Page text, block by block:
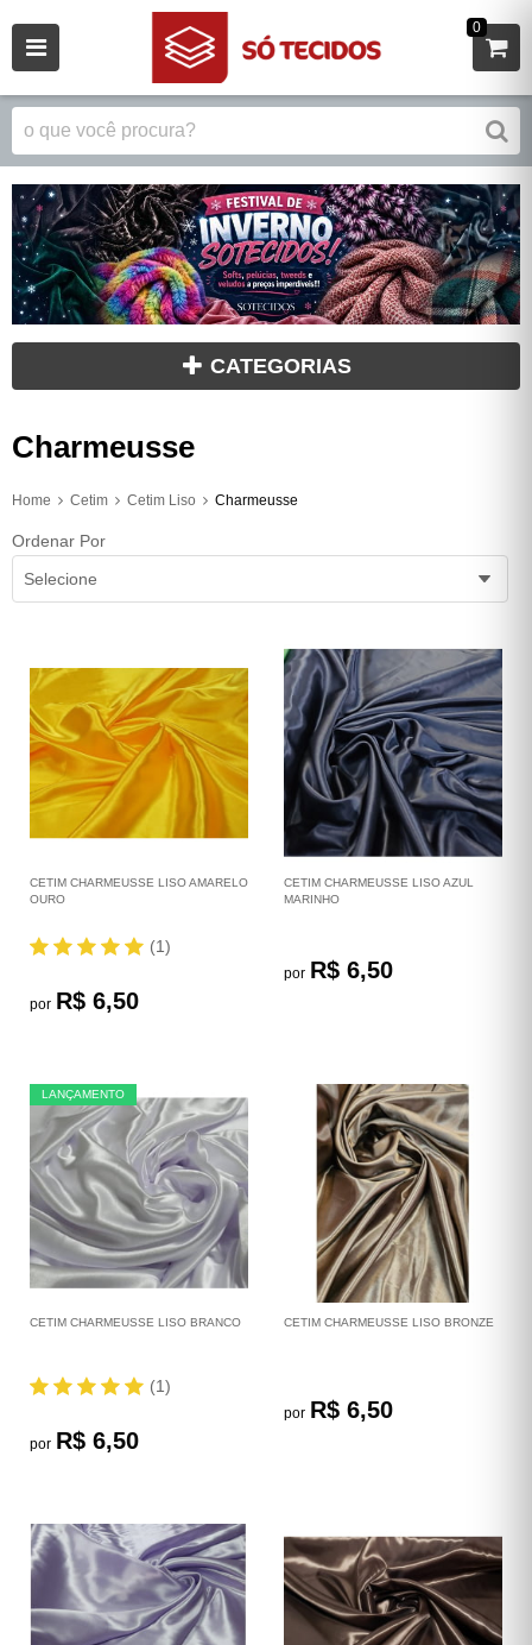
0
CATEGORIAS
Charmeusse
Home Cetim Cetim Liso Charmeusse
Ordenar Por
Selecione
CETIM CHARMEUSSE LISO AMARELO
OURO
(1)
por R$ 6,50
CETIM CHARMEUSSE LISO AZUL
MARINHO
por R$ 6,50
LANÇAMENTO
CETIM CHARMEUSSE LISO BRANCO
(1)
por R$ 6,50
CETIM CHARMEUSSE LISO BRONZE
por R$ 6,50